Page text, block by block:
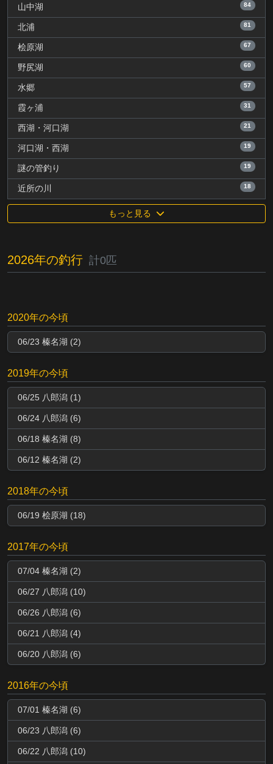
山中湖 84
北浦 81
桧原湖 67
野尻湖 60
水郷 57
霞ヶ浦 31
西湖・河口湖 21
河口湖・西湖 19
謎の管釣り 19
近所の川 18
もっと見る
2026年の釣行 計0匹
2020年の今頃
06/23 榛名湖 (2)
2019年の今頃
06/25 八郎潟 (1)
06/24 八郎潟 (6)
06/18 榛名湖 (8)
06/12 榛名湖 (2)
2018年の今頃
06/19 桧原湖 (18)
2017年の今頃
07/04 榛名湖 (2)
06/27 八郎潟 (10)
06/26 八郎潟 (6)
06/21 八郎潟 (4)
06/20 八郎潟 (6)
2016年の今頃
07/01 榛名湖 (6)
06/23 八郎潟 (6)
06/22 八郎潟 (10)